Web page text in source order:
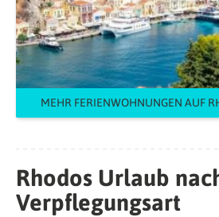
MEHR FERIENWOHNUNGEN AUF
Rhodos Urlaub
Verpflegungsart